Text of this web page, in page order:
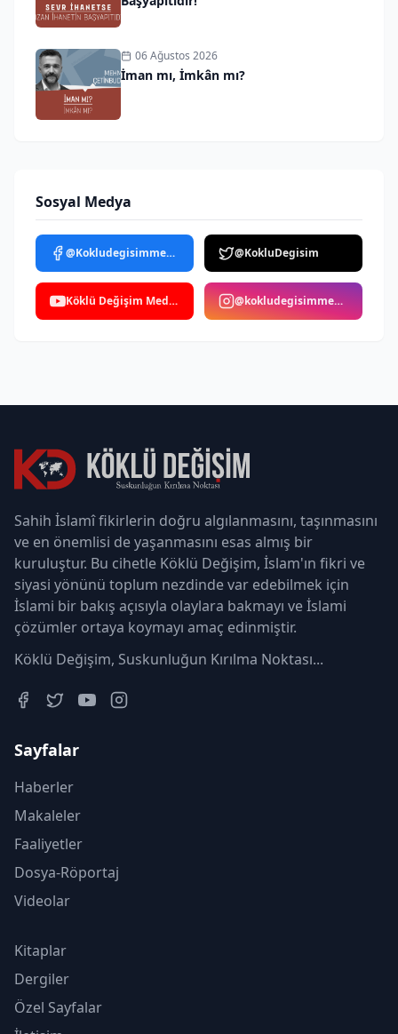
06 Ağustos 2026
İman mı, İmkân mı?
Sosyal Medya
@Kokludegisimmedya @KokluDegisim
Köklü Değişim Medya @kokludegisimmedya
Sahih İslamî fikirlerin doğru algılanmasını, taşınmasını
ve en önemlisi de yaşanmasını esas almış bir
kuruluştur. Bu cihetle Köklü Değişim, İslam'ın fikri ve
siyasi yönünü toplum nezdinde var edebilmek için
İslami bir bakış açısıyla olaylara bakmayı ve İslami
çözümler ortaya koymayı amaç edinmiştir.
Köklü Değişim, Suskunluğun Kırılma Noktası...
Sayfalar
Haberler
Makaleler
Faaliyetler
Dosya-Röportaj
Videolar
Kitaplar
Dergiler
Özel Sayfalar